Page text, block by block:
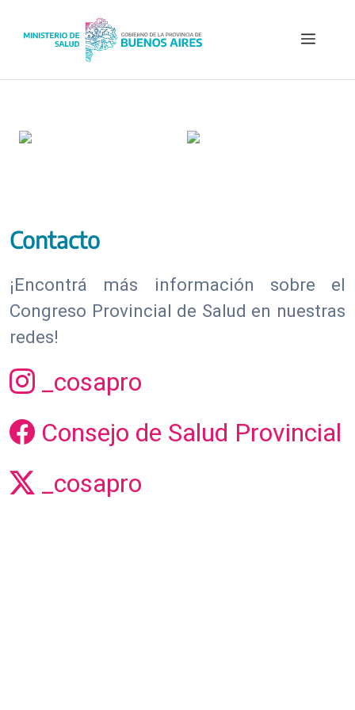
Menú
Contacto
¡Encontrá más información sobre el
Congreso Provincial de Salud en nuestras
redes!
_cosapro
Consejo de Salud Provincial
_cosapro